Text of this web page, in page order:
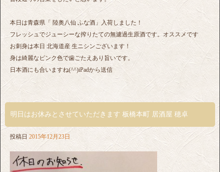
本日は青森県「 陸奥八仙 ふな酒」入荷しました！
フレッシュでジューシーな搾りたての無濾過生原酒です。オススメです
お刺身は本日 北海道産 生ニシンございます！
身は綺麗なピンク色で歯ごたえあり旨いです。
日本酒にも合いますね(^^)iPadから送信
明日はお休みとさせていただきます 板橋本町 居酒屋 穂卓
投稿日 2015年12月23日